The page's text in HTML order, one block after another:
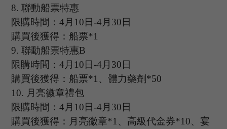
8. 聯動船票特惠
限購時間：4 月 10日-4 月 30日
購買後獲得：船票*1
9. 聯動船票特惠B
限購時間：4 月 10日-4 月 30日
購買後獲得：船票*1、體力藥劑*50
10. 月亮徽章禮包
限購時間：4 月 10日-4 月 30日
購買後獲得：月亮徽章*1、高級代金券*10、宴